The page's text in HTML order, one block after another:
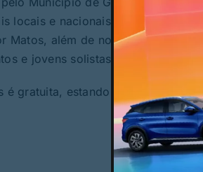
locais e nacionais. Na edição de
Matos, além de nomes como o
e jovens solistas locais.
é gratuita, estando sujeita à